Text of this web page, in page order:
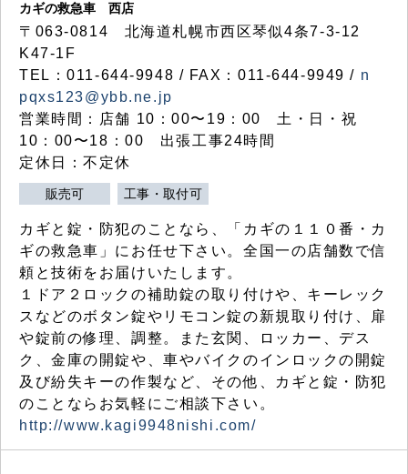
カギの救急車 西店
〒063-0814 北海道札幌市西区琴似4条7-3-12
K47-1F
TEL：011-644-9948 / FAX：011-644-9949 / n
pqxs123@ybb.ne.jp
営業時間：店舗 10：00〜19：00 土・日・祝
10：00〜18：00 出張工事24時間
定休日：不定休
販売可 工事・取付可
カギと錠・防犯のことなら、「カギの１１０番・カ
ギの救急車」にお任せ下さい。全国一の店舗数で信
頼と技術をお届けいたします。
１ドア２ロックの補助錠の取り付けや、キーレック
スなどのボタン錠やリモコン錠の新規取り付け、扉
や錠前の修理、調整。また玄関、ロッカー、デス
ク、金庫の開錠や、車やバイクのインロックの開錠
及び紛失キーの作製など、その他、カギと錠・防犯
のことならお気軽にご相談下さい。
http://www.kagi9948nishi.com/